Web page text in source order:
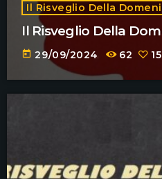
Il Risveglio Della
Il Risveglio Della
today 29/09/2024 62 15